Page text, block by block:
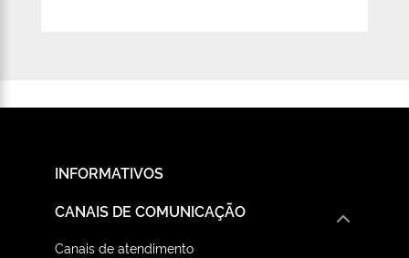
INFORMATIVOS
CANAIS DE COMUNICAÇÃO
Canais de atendimento